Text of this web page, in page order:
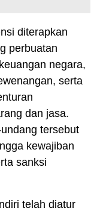
diterapkan
perbuatan
negara,
serta
dan jasa.
tersebut
kewajiban
sanksi
telah diatur